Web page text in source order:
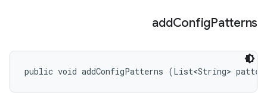
addConfigPatterns
public void addConfigPatterns (List<String>